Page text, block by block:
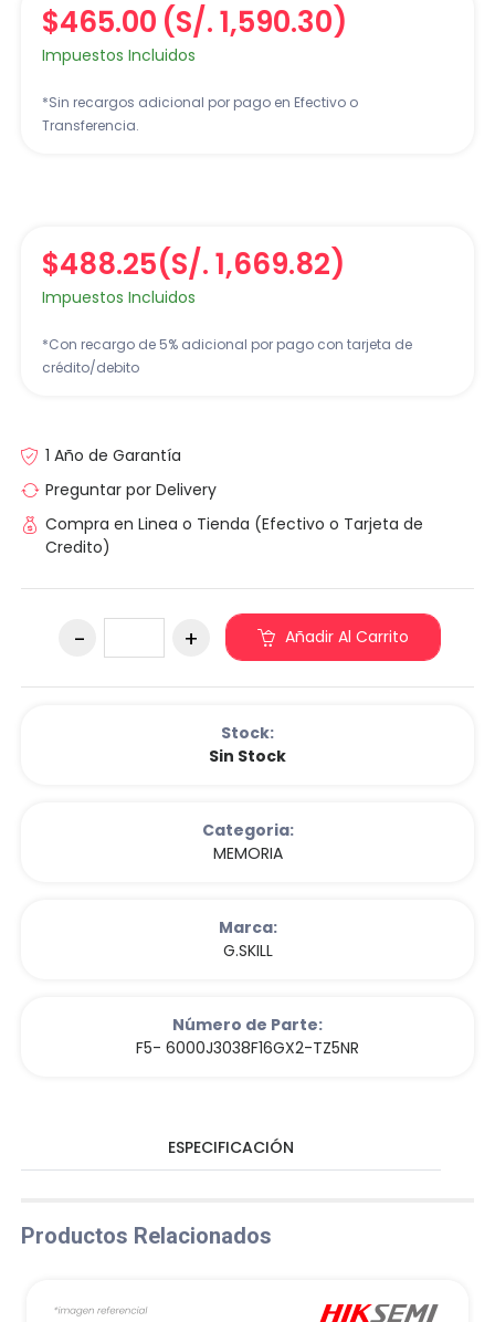
$465.00 (S/. 1,590.30)
Impuestos Incluidos
*Sin recargos adicional por pago en Efectivo o
Transferencia.
$488.25(S/. 1,669.82)
Impuestos Incluidos
*Con recargo de 5% adicional por pago con tarjeta de
crédito/debito
1 Año de Garantía
Preguntar por Delivery
Compra en Linea o Tienda (Efectivo o Tarjeta de
Credito)
Añadir Al Carrito
Stock:
Sin Stock
Categoria:
MEMORIA
Marca:
G.SKILL
Número de Parte:
F5- 6000J3038F16GX2-TZ5NR
ESPECIFICACIÓN
Productos Relacionados